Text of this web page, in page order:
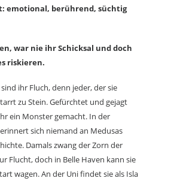
emotional, berührend, süchtig
war nie ihr Schicksal und doch
riskieren.
ihr Fluch, denn jeder, der sie
zu Stein. Gefürchtet und gejagt
ein Monster gemacht. In der
sich niemand an Medusas
Damals zwang der Zorn der
Flucht, doch in Belle Haven kann sie
wagen. An der Uni findet sie als Isla